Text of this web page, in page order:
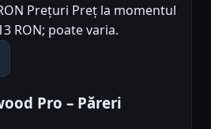
Prețuri Preț la momentul
RON; poate varia.
Pro – Păreri